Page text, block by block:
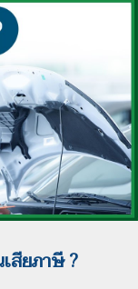
สียภาษี ?